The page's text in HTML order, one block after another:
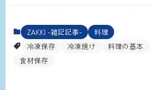
ZAKKI -雑記記事-
料理
冷凍保存
冷凍焼け 料理の基本
食材保存